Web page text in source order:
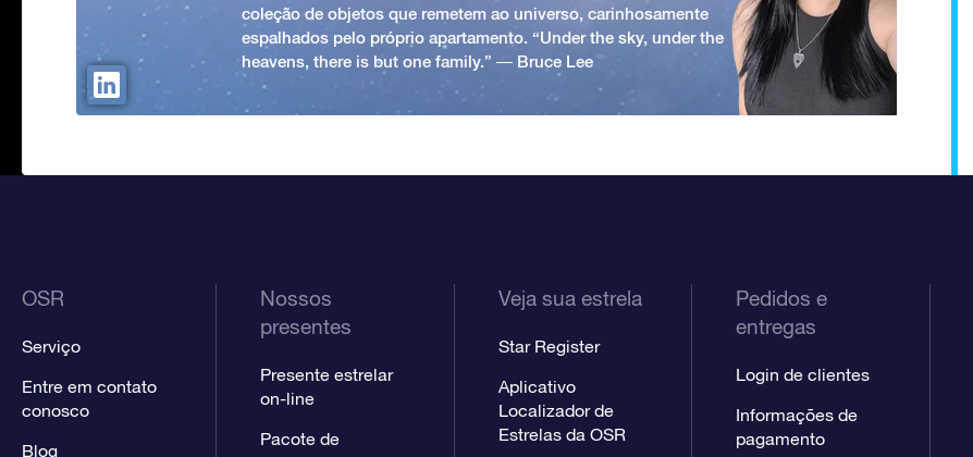
coleção de objetos que remetem ao universo, carinhosamente
espalhados pelo próprio apartamento. “Under the sky, under the
heavens, there is but one family.” ― Bruce Lee
OSR
Serviço
Entre em contato
conosco
Blog
Nossos
presentes
Presente estrelar
on-line
Pacote de
Veja sua estrela
Star Register
Aplicativo
Localizador de
Estrelas da OSR
Pedidos e
entregas
Login de clientes
Informações de
pagamento